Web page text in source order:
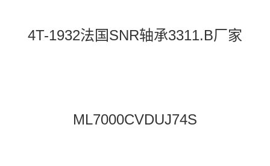
4T-1932法国SNR轴承3311.B厂家
ML7000CVDUJ74S